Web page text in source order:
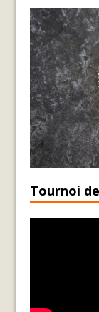
Tournoi